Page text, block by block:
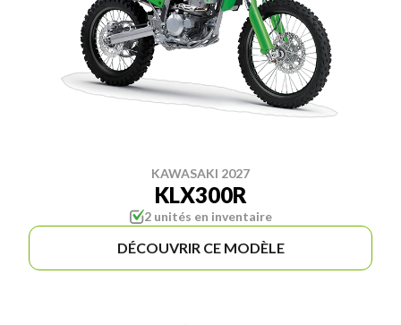
KAWASAKI 2027
KLX300R
2 unités en inventaire
DÉCOUVRIR CE MODÈLE